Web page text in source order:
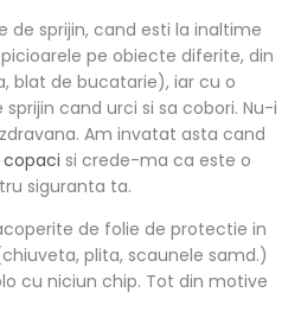
de sprijin, cand esti la inaltime
pe obiecte diferite, din
blat de bucatarie), iar cu o
cand urci si sa cobori. Nu-i
Am invatat asta cand
si crede-ma ca este o
siguranta ta.
de folie de protectie in
plita, scaunele samd.)
cu niciun chip. Tot din motive